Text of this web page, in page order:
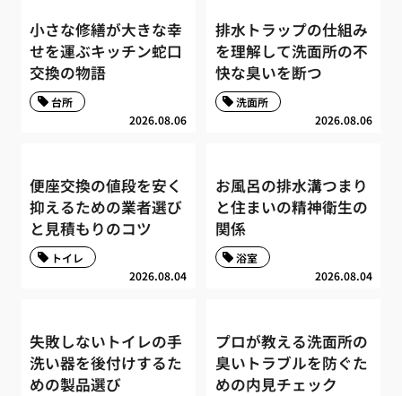
小さな修繕が大きな幸
せを運ぶキッチン蛇口
交換の物語
2026.08.06
台所
排水トラップの仕組み
を理解して洗面所の不
快な臭いを断つ
2026.08.06
洗面所
便座交換の値段を安く
抑えるための業者選び
と見積もりのコツ
2026.08.04
トイレ
お風呂の排水溝つまり
と住まいの精神衛生の
関係
2026.08.04
浴室
失敗しないトイレの手
洗い器を後付けするた
めの製品選び
プロが教える洗面所の
臭いトラブルを防ぐた
めの内見チェック